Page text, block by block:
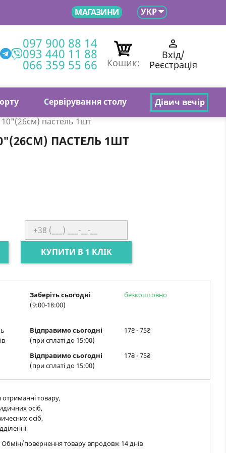
МАГАЗИНИ УКР
Сервірування столу Дівич вечір
097 900 88 14
093 440 11 88
066 359 55 66 Кошик:

Вхід/
Реєстрація
пастель 1шт
ПАСТЕЛЬ 1ШТ
КУПИТИ В 1 КЛІК
Заберіть сьогодні
(9:00-18:00)
безкоштовно
Відправимо сьогодні
(при сплаті до 15:00)
17₴ - 75₴
Відправимо сьогодні
(при сплаті до 15:00)
17₴ - 75₴
товару,
осіб,
осіб,
Обмін/повернення товару впродовж 14 днів